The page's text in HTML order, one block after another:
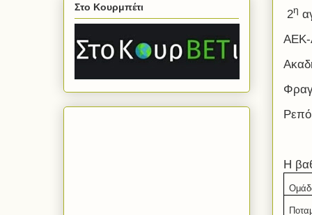
2η
ΑΕΚ-
Η
Στο Κουρμπέτι